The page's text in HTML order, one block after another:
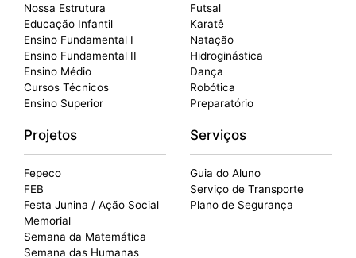
Nossa Estrutura
Educação Infantil
Ensino Fundamental I
Ensino Fundamental II
Ensino Médio
Cursos Técnicos
Ensino Superior
Futsal
Karatê
Natação
Hidroginástica
Dança
Robótica
Preparatório
Projetos
Fepeco
FEB
Festa Junina / Ação Social
Memorial
Semana da Matemática
Semana das Humanas
Serviços
Guia do Aluno
Serviço de Transporte
Plano de Segurança